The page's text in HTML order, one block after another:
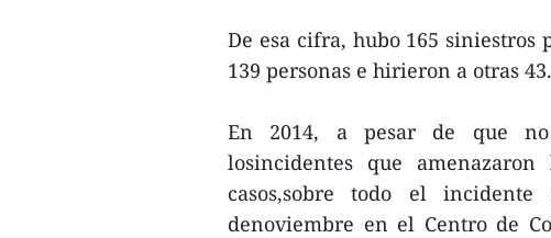
De esa cifra, hubo 165
139 personas e hirieron a otras 43.
En 2014, a pesar de que
losincidentes que
casos,sobre todo el
denoviembre en el Centro de